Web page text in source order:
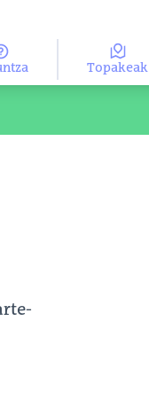
hizkuntza
Topakeak